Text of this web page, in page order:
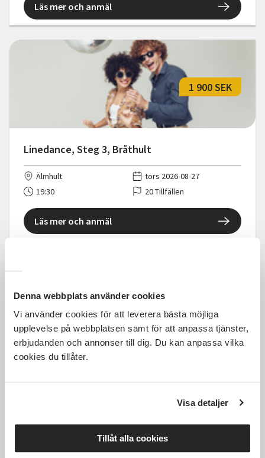
Denna webbplats använder cookies
Vi använder cookies för att leverera bästa möjliga
upplevelse på webbplatsen samt för att anpassa tjänster,
erbjudanden och annonser till dig. Du kan anpassa vilka
cookies du tillåter.
Visa detaljer
Tillåt alla cookies
Läs mer och anmäl
Linedance, Steg 3, Bråthult
1 900 SEK
Älmhult
tors 2026-08-27
19:30
20 Tillfällen
Läs mer och anmäl
Linedance minikurs, i
mån 2026-08-24
Läs mer och anmäl